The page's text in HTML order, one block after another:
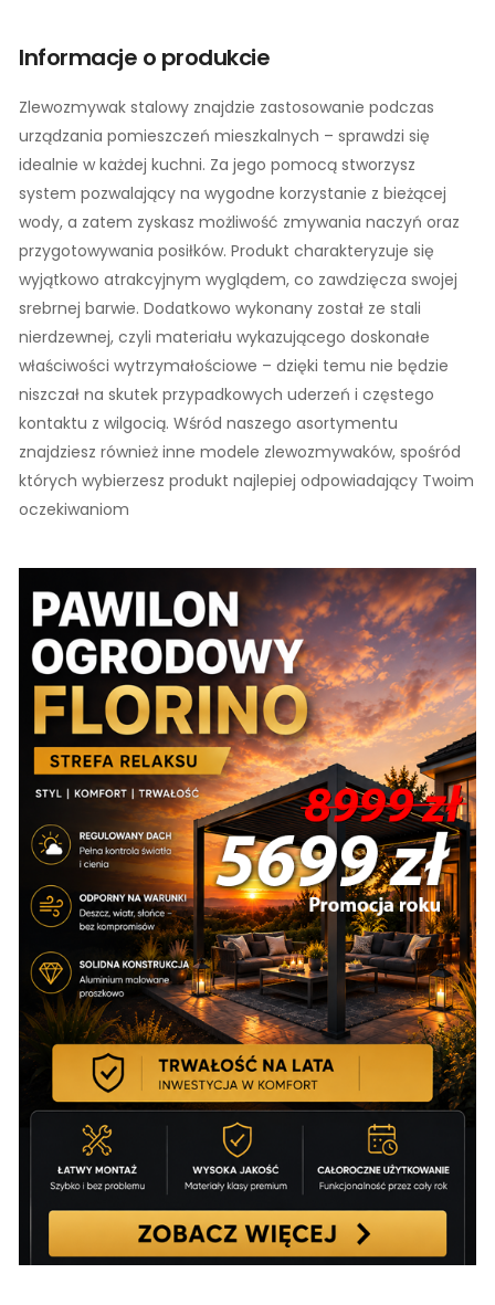
Informacje o produkcie
Zlewozmywak stalowy znajdzie zastosowanie podczas
urządzania pomieszczeń mieszkalnych – sprawdzi się
idealnie w każdej kuchni. Za jego pomocą stworzysz
system pozwalający na wygodne korzystanie z bieżącej
wody, a zatem zyskasz możliwość zmywania naczyń oraz
przygotowywania posiłków. Produkt charakteryzuje się
wyjątkowo atrakcyjnym wyglądem, co zawdzięcza swojej
srebrnej barwie. Dodatkowo wykonany został ze stali
nierdzewnej, czyli materiału wykazującego doskonałe
właściwości wytrzymałościowe – dzięki temu nie będzie
niszczał na skutek przypadkowych uderzeń i częstego
kontaktu z wilgocią. Wśród naszego asortymentu
znajdziesz również inne modele zlewozmywaków, spośród
których wybierzesz produkt najlepiej odpowiadający Twoim
oczekiwaniom